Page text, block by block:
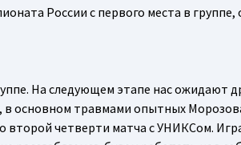
России с первого места в группе,
На следующем этапе нас ожидают
в основном травмами опытных
четверти матча с УНИКСом. Игра